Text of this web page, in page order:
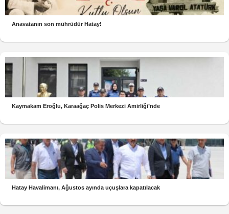
Anavatanın son mührüdür Hatay!
Kaymakam Eroğlu, Karaağaç Polis Merkezi Amirliği’nde
Hatay Havalimanı, Ağustos ayında uçuşlara kapatılacak